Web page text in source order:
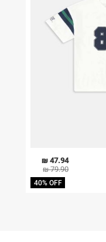
47.94 ₪
79.90 ₪
40% OFF